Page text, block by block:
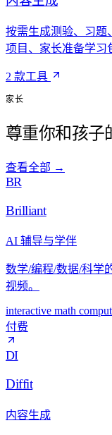
按需生成测验、习题
项目、家长准备学习
2 款工具
家长
尊重你和孩子
查看全部 →
BR
Brilliant
AI 辅导与学伴
数学/编程/数据/科
视频。
interactive math
付费
DI
Diffit
内容生成